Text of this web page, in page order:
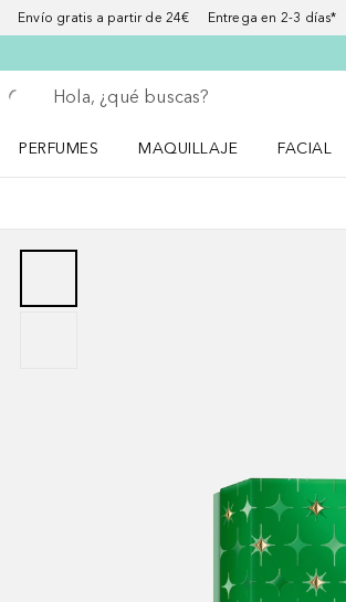
Envío gratis a partir de 24€ Entrega en 2-3
Regresar
Ejecutar búsqueda
PERFUMES
MAQUILLAJE
FACIAL